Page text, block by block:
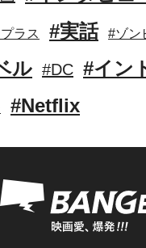
ラス #実話 #ゾン
ル #DC #イン
#Netflix